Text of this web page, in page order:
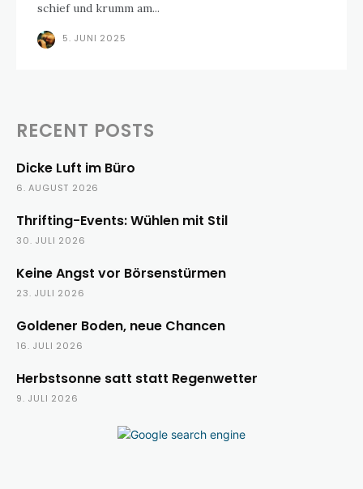
schief und krumm am...
5. JUNI 2025
RECENT POSTS
Dicke Luft im Büro
6. AUGUST 2026
Thrifting-Events: Wühlen mit Stil
30. JULI 2026
Keine Angst vor Börsenstürmen
23. JULI 2026
Goldener Boden, neue Chancen
16. JULI 2026
Herbstsonne satt statt Regenwetter
9. JULI 2026